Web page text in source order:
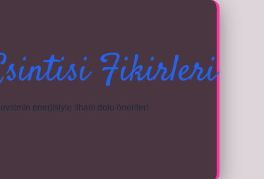
Fikirleri
enerjisiyle ilham dolu öneriler!